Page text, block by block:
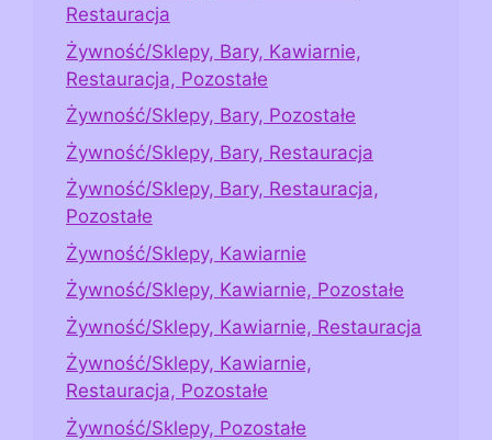
Restauracja
Żywność/Sklepy, Bary, Kawiarnie,
Restauracja, Pozostałe
Żywność/Sklepy, Bary, Pozostałe
Żywność/Sklepy, Bary, Restauracja
Żywność/Sklepy, Bary, Restauracja,
Pozostałe
Żywność/Sklepy, Kawiarnie
Żywność/Sklepy, Kawiarnie, Pozostałe
Żywność/Sklepy, Kawiarnie, Restauracja
Żywność/Sklepy, Kawiarnie,
Restauracja, Pozostałe
Żywność/Sklepy, Pozostałe